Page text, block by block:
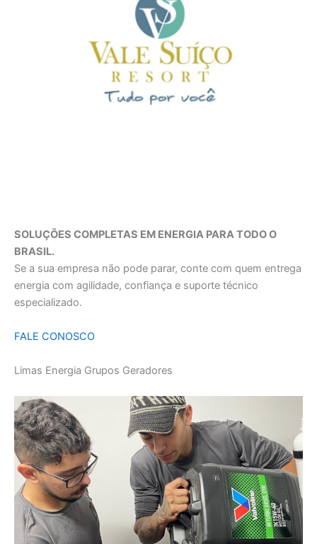
SOLUÇÕES COMPLETAS EM ENERGIA PARA TODO O
BRASIL.
Se a sua empresa não pode parar, conte com quem entrega
energia com agilidade, confiança e suporte técnico
especializado.
FALE CONOSCO
Limas Energia Grupos Geradores